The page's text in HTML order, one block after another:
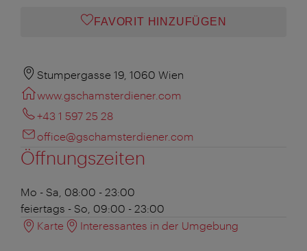
FAVORIT HINZUFÜGEN
Stumpergasse 19, 1060 Wien
www.gschamsterdiener.com
+43 1 597 25 28
office@gschamsterdiener.com
Öffnungszeiten
Mo - Sa, 08:00 - 23:00
feiertags - So, 09:00 - 23:00
Karte
Interessantes in der Umgebung